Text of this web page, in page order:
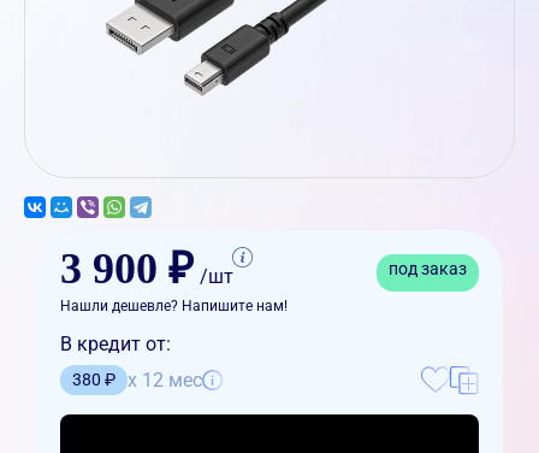
3 900 ₽ /шт под заказ
Нашли дешевле? Напишите нам!
В кредит от:
380 ₽ x 12 мес